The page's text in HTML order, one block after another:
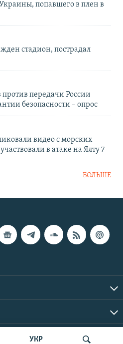
УКР
попавшего в плен в
стадион, пострадал
передачи России
безопасности – опрос
видео с морских
в атаке на Ялту 7
БОЛЬШЕ
2026 | Все права защищены.